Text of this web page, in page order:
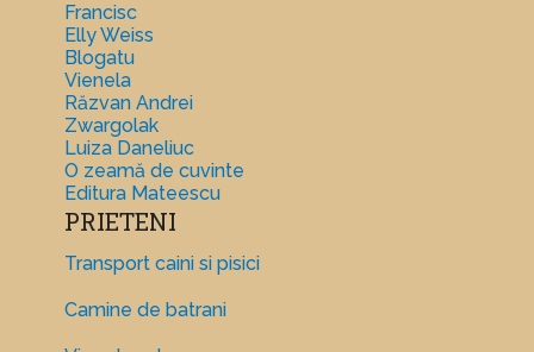
Francisc
Elly Weiss
Blogatu
Vienela
Răzvan Andrei
Zwargolak
Luiza Daneliuc
O zeamă de cuvinte
Editura Mateescu
PRIETENI
Transport caini si pisici
Camine de batrani